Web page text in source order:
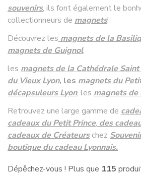
souvenirs, ils font également le
collectionneurs de magnets!
Découvrez les magnets de la
magnets de Guignol,
les magnetsde la Cathédrale Saint
du Vieux Lyon, les magnets du
décapsuleurs Lyon, les magnets de
Retrouvez une large gamme de
cadeaux du Petit Prince, des
cadeaux de Créateurschez
boutique du cadeau Lyonnais.
Dépêchez-vous ! Plus que 115